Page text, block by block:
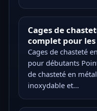
Cages de
complet pour
Cages de chasteté
pour débutants
de chasteté en
inoxydable et...